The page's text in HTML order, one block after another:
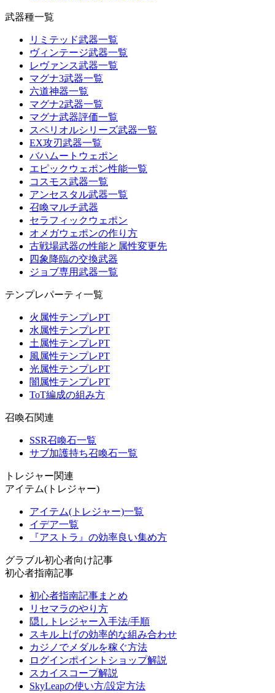
武器種一覧
リミテッド武器一覧
ヴィンテージ武器一覧
レヴァンス武器一覧
マグナ3武器一覧
六道神器一覧
マグナ2武器一覧
マグナ武器評価一覧
スペリオルシリーズ武器一覧
EX攻刃武器一覧
バハムートウェポン
エピックウェポン性能一覧
コスモス武器一覧
アンセスタル武器一覧
召喚マルチ武器
セラフィックウェポン
オメガウェポンの作り方
古戦場武器の性能と属性変更先
四象降臨の交換武器
ジョブ専用武器一覧
テンプレパーティ一覧
火属性テンプレPT
水属性テンプレPT
土属性テンプレPT
風属性テンプレPT
光属性テンプレPT
闇属性テンプレPT
ToT編成の組み方
召喚石関連
SSR召喚石一覧
サブ加護持ち召喚石一覧
トレジャー関連
アイテム(トレジャー)
アイテム(トレジャー)一覧
イデア一覧
『アストラ』の効率良い集め方
グラブル初心者向け記事
初心者指南記事
初心者指南記事まとめ
リセマラのやり方
隠しトレジャー入手法/手順
スキル上げの効率的な組み合わせ
カジノでメダルを稼ぐ方法
ログインポイントショップ解説
スカイスコープ解説
SkyLeapの使い方/設定方法